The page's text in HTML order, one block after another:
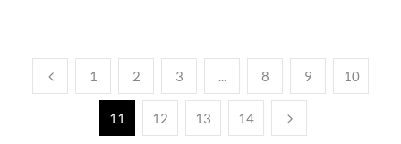
1 2 3 ... 8 9 10
11 12 13 14